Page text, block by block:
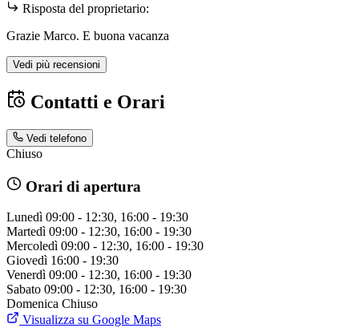
Risposta del proprietario:
Grazie Marco. E buona vacanza
Vedi più recensioni
Contatti e Orari
Vedi telefono
Chiuso
Orari di apertura
Lunedì 09:00 - 12:30, 16:00 - 19:30
Martedì 09:00 - 12:30, 16:00 - 19:30
Mercoledì 09:00 - 12:30, 16:00 - 19:30
Giovedì 16:00 - 19:30
Venerdì 09:00 - 12:30, 16:00 - 19:30
Sabato 09:00 - 12:30, 16:00 - 19:30
Domenica Chiuso
Visualizza su Google Maps